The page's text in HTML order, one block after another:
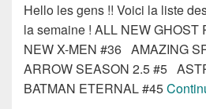
Hello les gens !! Voici la liste
la semaine ! ALL NEW
NEW X-MEN #36 AMAZING
ARROW SEASON 2.5 #5
BATMAN ETERNAL #45